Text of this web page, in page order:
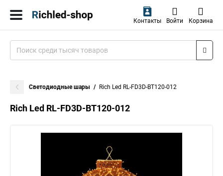
Контакты Войти Корзина
Светодиодные шары Rich Led RL-FD3D-BT120-012
Rich Led RL-FD3D-BT120-012